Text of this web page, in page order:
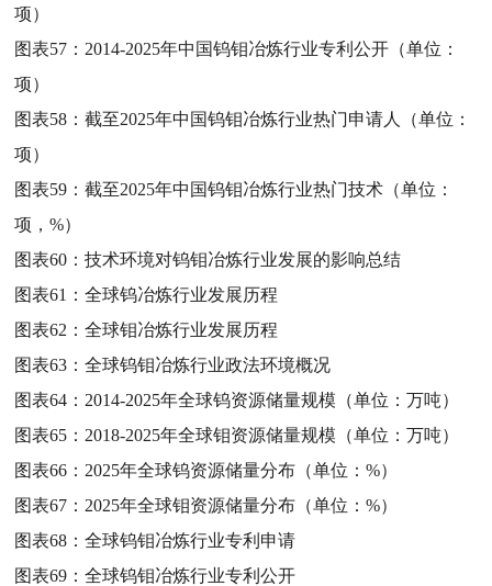
项）
图表57： 2014-2025年中国钨钼冶炼行业专利公开（单位：
项）
图表58：截至2025年中国钨钼冶炼行业热门申请人（单位：
项）
图表59：截至2025年中国钨钼冶炼行业热门技术（单位：
项，%）
图表60：技术环境对钨钼冶炼行业发展的影响总结
图表61：全球钨冶炼行业发展历程
图表62：全球钼冶炼行业发展历程
图表63：全球钨钼冶炼行业政法环境概况
图表64： 2014-2025年全球钨资源储量规模（单位：万吨）
图表65： 2018-2025年全球钼资源储量规模（单位：万吨）
图表66： 2025年全球钨资源储量分布（单位：%）
图表67： 2025年全球钼资源储量分布（单位：%）
图表68：全球钨钼冶炼行业专利申请
图表69：全球钨钼冶炼行业专利公开